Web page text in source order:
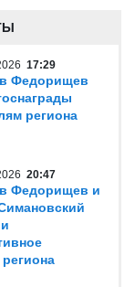
17:29
Федорищев
региона
20:47
Федорищев и